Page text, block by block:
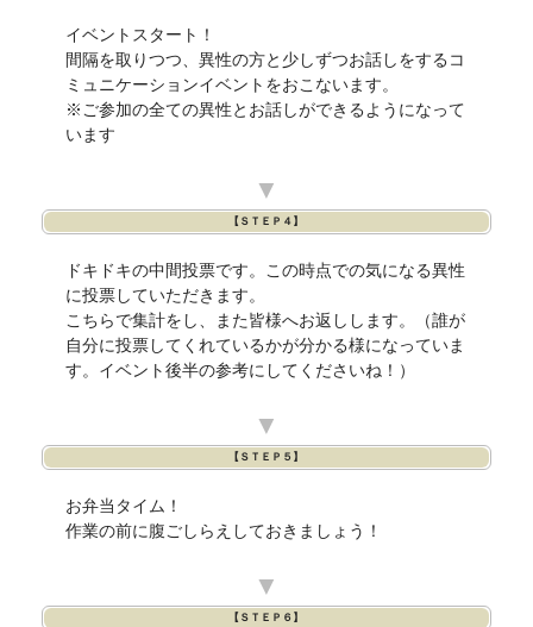
イベントスタート！
間隔を取りつつ、異性の方と少しずつお話しをするコ
ミュニケーションイベントをおこないます。
※ご参加の全ての異性とお話しができるようになって
います
▼
【ＳＴＥＰ４】
ドキドキの中間投票です。この時点での気になる異性
に投票していただきます。
こちらで集計をし、また皆様へお返しします。（誰が
自分に投票してくれているかが分かる様になっていま
す。イベント後半の参考にしてくださいね！）
▼
【ＳＴＥＰ５】
お弁当タイム！
作業の前に腹ごしらえしておきましょう！
▼
【ＳＴＥＰ６】